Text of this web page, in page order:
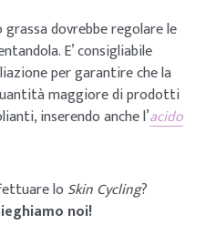
dovrebbe regolare le
E’ consigliabile
per garantire che la
maggiore di prodotti
inserendo anche l’acido
lo Skin Cycling?
noi!